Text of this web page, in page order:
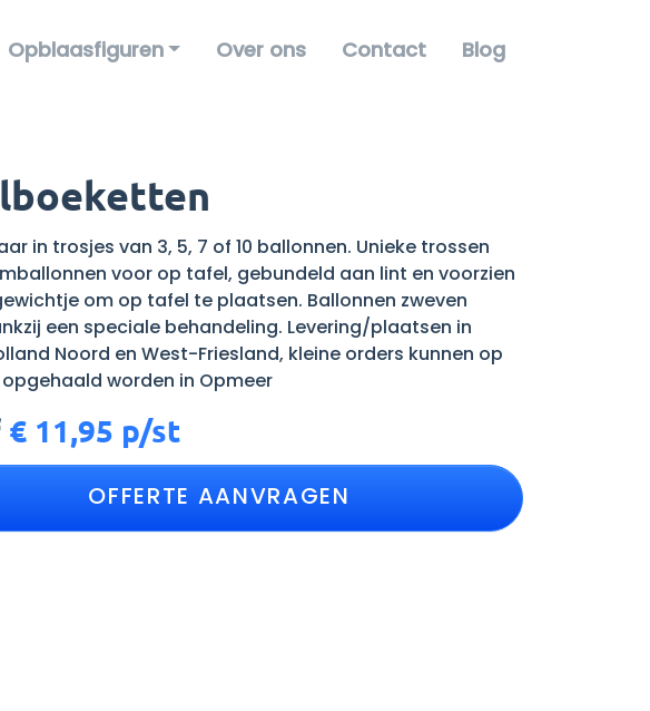
Opblaasfiguren Over ons Contact Blog
in trosjes van 3, 5, 7 of 10 ballonnen. Unieke trossen
voor op tafel, gebundeld aan lint en voorzien
om op tafel te plaatsen. Ballonnen zweven
een speciale behandeling. Levering/plaatsen in
Noord en West-Friesland, kleine orders kunnen op
worden in Opmeer
€ 11,95 p/st
OFFERTE AANVRAGEN